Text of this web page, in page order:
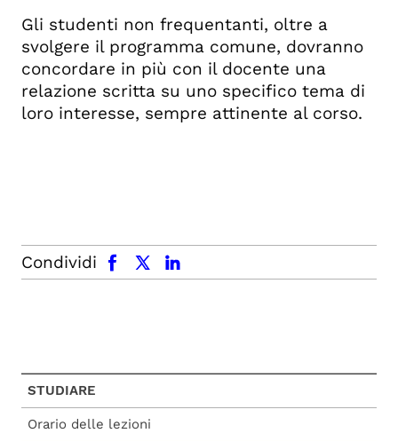
Gli studenti non frequentanti, oltre a
svolgere il programma comune, dovranno
concordare in più con il docente una
relazione scritta su uno specifico tema di
loro interesse, sempre attinente al corso.
Condividi
facebook x.com linkedin
STUDIARE
Orario delle lezioni